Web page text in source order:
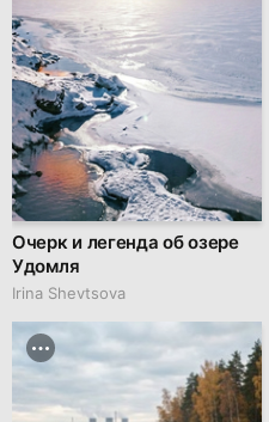
Очерк и легенда об озере
Удомля
Irina Shevtsova